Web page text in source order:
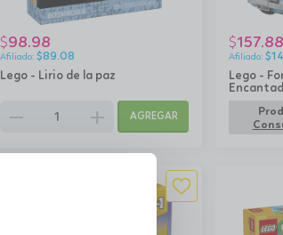
Lego - Lirio de la paz
$98.98
$89.08
remove add AGREGAR
Lego -
$157.88
$